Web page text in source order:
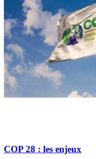
COP 28 : les enjeux